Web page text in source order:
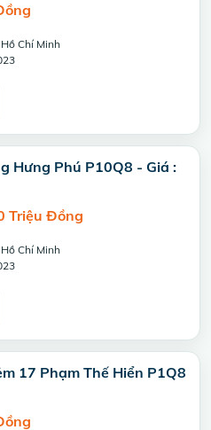
Chí Minh
Hưng Phú P10Q8 - Giá :
Triệu Đồng
Chí Minh
17 Phạm Thế Hiển P1Q8